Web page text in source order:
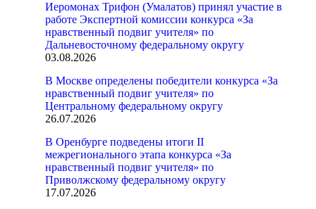
Иеромонах Трифон (Умалатов) принял участие в
работе Экспертной комиссии конкурса «За
нравственный подвиг учителя» по
Дальневосточному федеральному округу
03.08.2026
В Москве определены победители конкурса «За
нравственный подвиг учителя» по
Центральному федеральному округу
26.07.2026
В Оренбурге подведены итоги II
межрегионального этапа конкурса «За
нравственный подвиг учителя» по
Приволжскому федеральному округу
17.07.2026